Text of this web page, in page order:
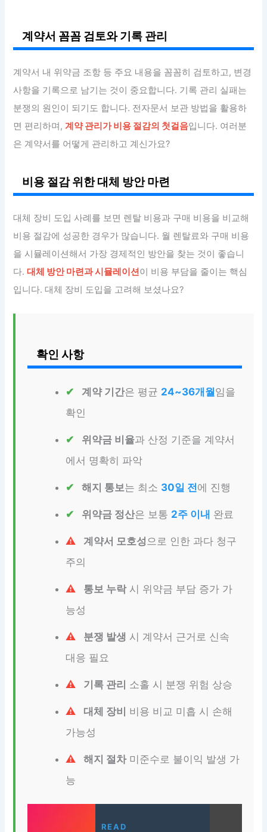
계약서 꼼꼼 검토와 기록 관리
계약서 내 위약금 조항 등 주요 내용을 꼼꼼히 검토하고, 변경
사항을 기록으로 남기는 것이 중요합니다. 기록 관리 실패는
분쟁의 원인이 되기도 합니다. 전자문서 보관 방법을 활용하
면 편리하며,계약 관리가 비용 절감의 첫걸음입니다. 여러분
은 계약서를 어떻게 관리하고 계신가요?
비용 절감 위한 대체 방안 마련
대체 장비 도입 사례를 보면 렌탈 비용과 구매 비용을 비교해
비용 절감에 성공한 경우가 많습니다. 월 렌탈료와 구매 비용
을 시뮬레이션해서 가장 경제적인 방안을 찾는 것이 좋습니
다.대체 방안 마련과 시뮬레이션이 비용 부담을 줄이는 핵심
입니다. 대체 장비 도입을 고려해 보셨나요?
확인 사항
계약 기간은 평균 24~36개월임을
확인
위약금 비율과 산정 기준을 계약서
에서 명확히 파악
해지 통보는 최소 30일 전에 진행
위약금 정산은 보통 2주 이내 완료
계약서 모호성 으로 인한 과다 청구
주의
통보 누락시 위약금 부담 증가 가
능성
분쟁 발생 시 계약서 근거로 신속
대응 필요
기록 관리 소홀 시 분쟁 위험 상승
대체 장비 비용 비교 미흡 시 손해
가능성
해지 절차미준수로 불이익 발생 가
능
READ